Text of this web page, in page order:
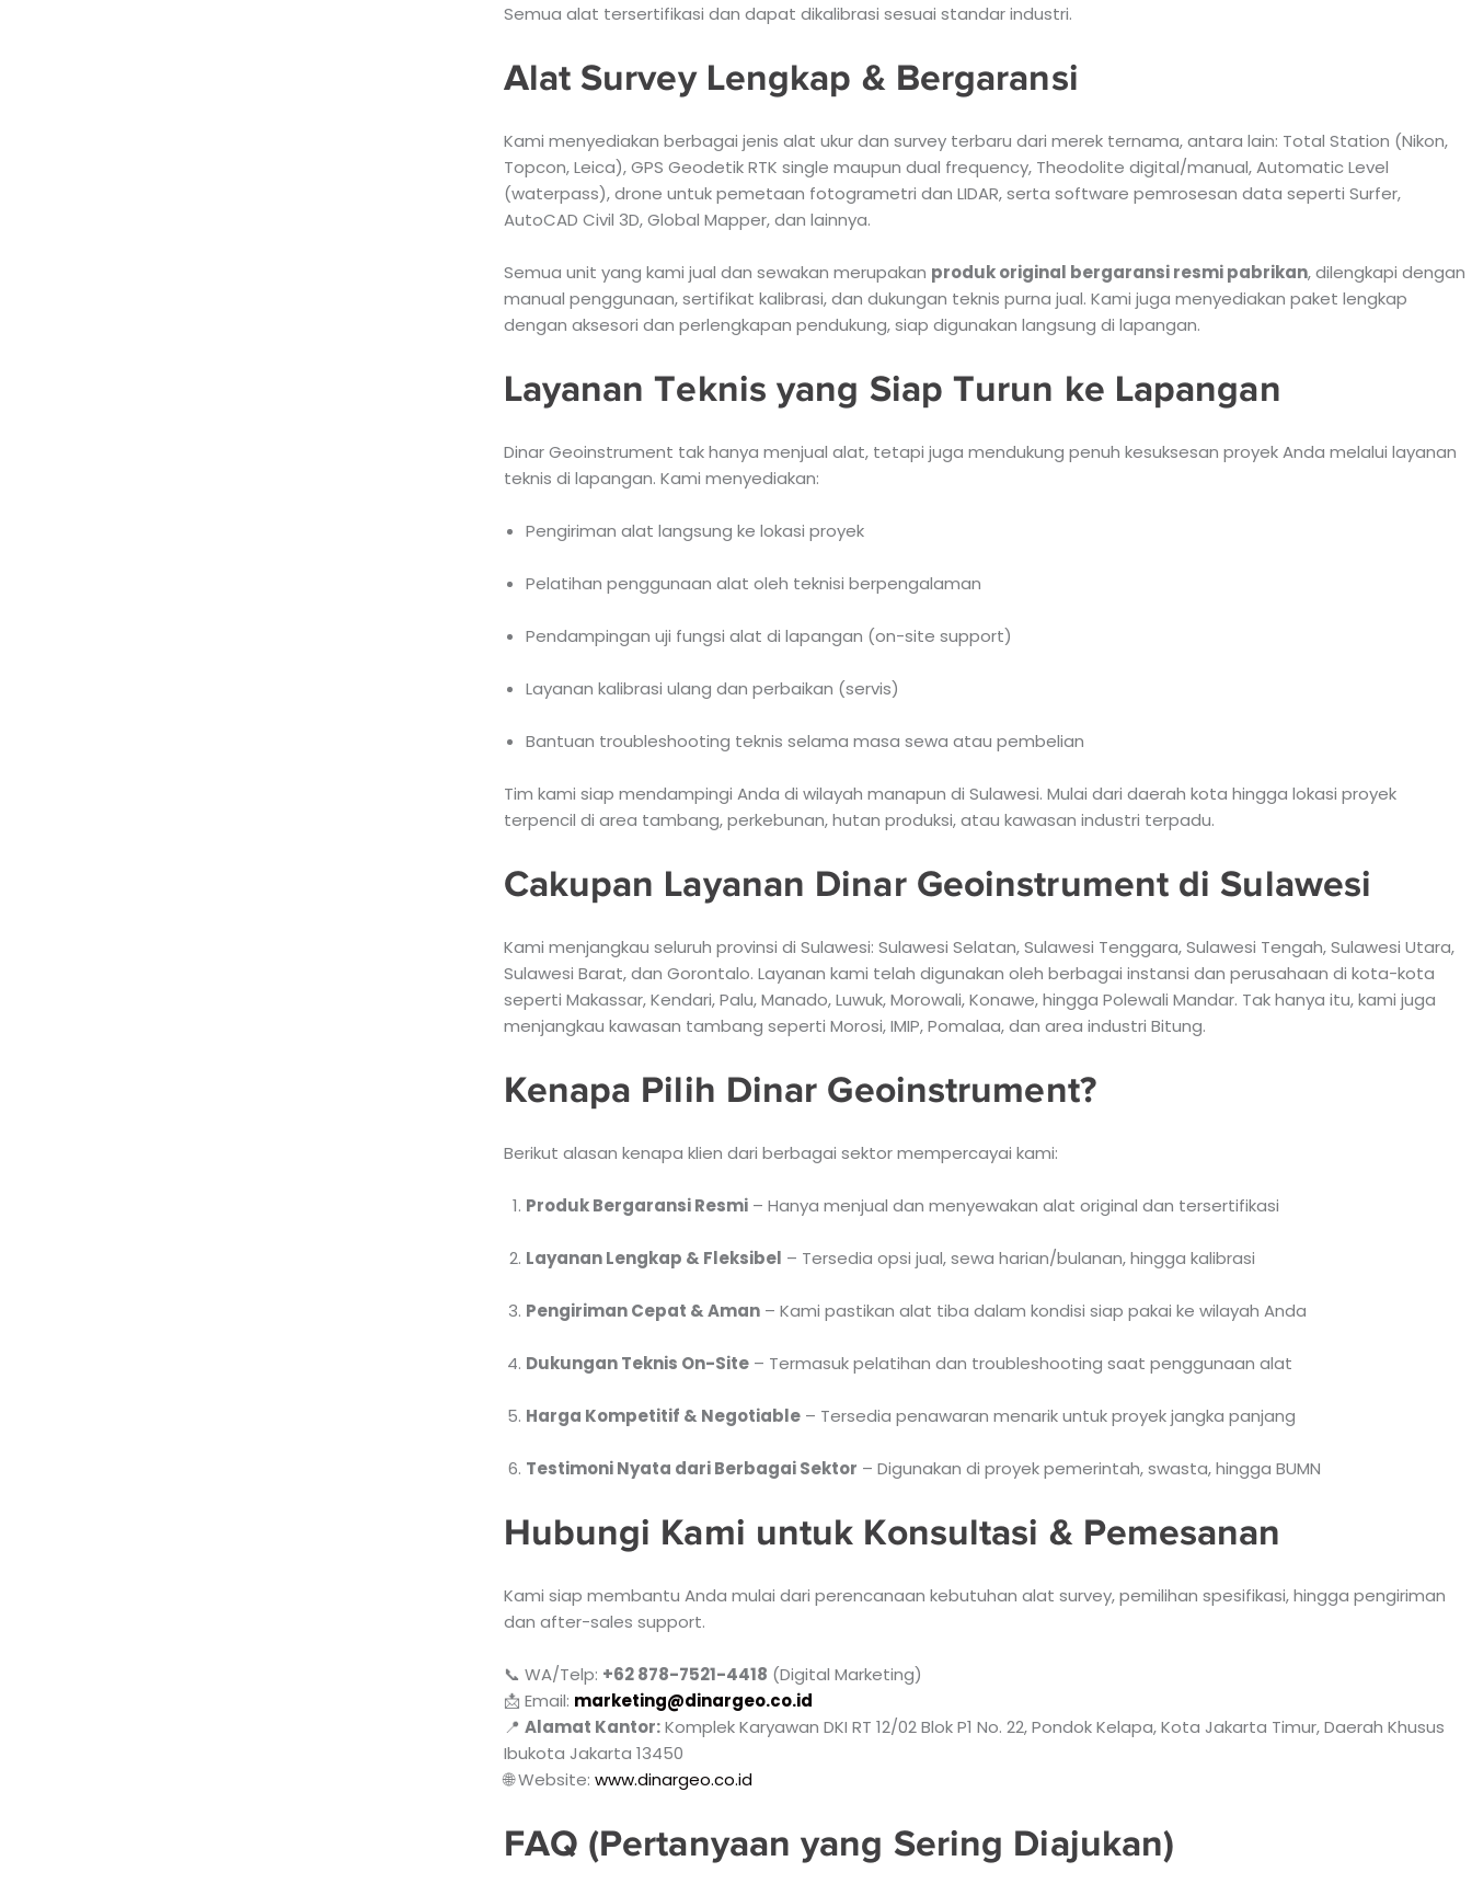
Semua alat tersertifikasi dan dapat dikalibrasi sesuai standar industri.
Alat Survey Lengkap & Bergaransi
Kami menyediakan berbagai jenis alat ukur dan survey terbaru dari merek ternama, antara lain: Total Station (Nikon,
Topcon, Leica), GPS Geodetik RTK single maupun dual frequency, Theodolite digital/manual, Automatic Level
(waterpass), drone untuk pemetaan fotogrametri dan LIDAR, serta software pemrosesan data seperti Surfer,
AutoCAD Civil 3D, Global Mapper, dan lainnya.
Semua unit yang kami jual dan sewakan merupakan produk original bergaransi resmi pabrikan, dilengkapi dengan
manual penggunaan, sertifikat kalibrasi, dan dukungan teknis purna jual. Kami juga menyediakan paket lengkap
dengan aksesori dan perlengkapan pendukung, siap digunakan langsung di lapangan.
Layanan Teknis yang Siap Turun ke Lapangan
Dinar Geoinstrument tak hanya menjual alat, tetapi juga mendukung penuh kesuksesan proyek Anda melalui layanan
teknis di lapangan. Kami menyediakan:
Pengiriman alat langsung ke lokasi proyek
Pelatihan penggunaan alat oleh teknisi berpengalaman
Pendampingan uji fungsi alat di lapangan (on-site support)
Layanan kalibrasi ulang dan perbaikan (servis)
Bantuan troubleshooting teknis selama masa sewa atau pembelian
Tim kami siap mendampingi Anda di wilayah manapun di Sulawesi. Mulai dari daerah kota hingga lokasi proyek
terpencil di area tambang, perkebunan, hutan produksi, atau kawasan industri terpadu.
Cakupan Layanan Dinar Geoinstrument di Sulawesi
Kami menjangkau seluruh provinsi di Sulawesi: Sulawesi Selatan, Sulawesi Tenggara, Sulawesi Tengah, Sulawesi Utara,
Sulawesi Barat, dan Gorontalo. Layanan kami telah digunakan oleh berbagai instansi dan perusahaan di kota-kota
seperti Makassar, Kendari, Palu, Manado, Luwuk, Morowali, Konawe, hingga Polewali Mandar. Tak hanya itu, kami juga
menjangkau kawasan tambang seperti Morosi, IMIP, Pomalaa, dan area industri Bitung.
Kenapa Pilih Dinar Geoinstrument?
Berikut alasan kenapa klien dari berbagai sektor mempercayai kami:
Produk Bergaransi Resmi– Hanya menjual dan menyewakan alat original dan tersertifikasi
Layanan Lengkap & Fleksibel – Tersedia opsi jual, sewa harian/bulanan, hingga kalibrasi
Pengiriman Cepat & Aman– Kami pastikan alat tiba dalam kondisi siap pakai ke wilayah Anda
Dukungan Teknis On-Site– Termasuk pelatihan dan troubleshooting saat penggunaan alat
Harga Kompetitif & Negotiable– Tersedia penawaran menarik untuk proyek jangka panjang
Testimoni Nyata dari Berbagai Sektor – Digunakan di proyek pemerintah, swasta, hingga BUMN
Hubungi Kami untuk Konsultasi & Pemesanan
Kami siap membantu Anda mulai dari perencanaan kebutuhan alat survey, pemilihan spesifikasi, hingga pengiriman
dan after-sales support.
📞 WA/Telp: +62 878-7521-4418 (Digital Marketing)
📩 Email: marketing@dinargeo.co.id
📍 Alamat Kantor:Komplek Karyawan DKI RT 12/02 Blok P1 No. 22, Pondok Kelapa, Kota Jakarta Timur, Daerah Khusus
Ibukota Jakarta 13450
🌐 Website: www.dinargeo.co.id
FAQ (Pertanyaan yang Sering Diajukan)